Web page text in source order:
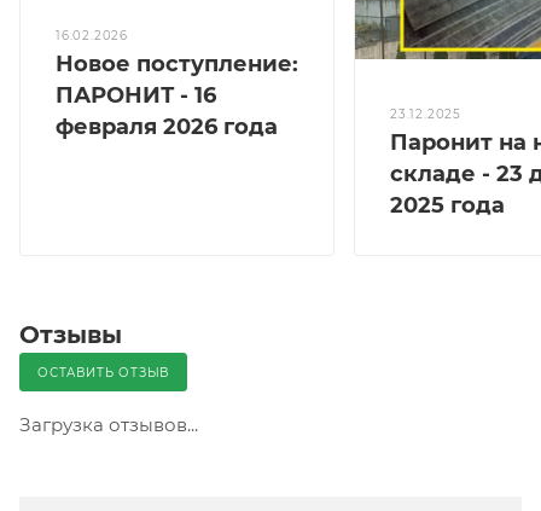
16.02.2026
Новое поступление:
ПАРОНИТ - 16
февраля 2026 года
23.12.2025
Паронит на
складе - 23
2025 года
Отзывы
ОСТАВИТЬ ОТЗЫВ
Загрузка отзывов...